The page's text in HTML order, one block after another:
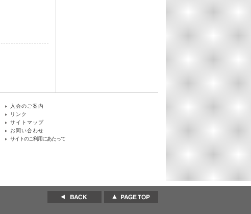
入会のご案内
リンク
サイトマップ
お問い合わせ
サイトのご利用にあたって